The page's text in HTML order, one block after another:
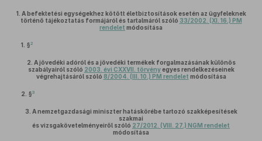
1. A befektetési egységekhez kötött életbiztosítások esetén az ügyfeleknek
történő tájékoztatás formájáról és tartalmáról szóló 33/2002. (XI. 16.) PM
rendelet módosítása
1. §2
2. A jövedéki adóról és a jövedéki termékek forgalmazásának különös
szabályairól szóló 2003. évi CXXVII. törvényegyes rendelkezéseinek
végrehajtásáról szóló 8/2004. (III. 10.) PM rendelet módosítása
2. §3
3. A nemzetgazdasági miniszter hatáskörébe tartozó szakképesítések
szakmai
és vizsgakövetelményeiről szóló 27/2012. (VIII. 27.) NGM rendelet
módosítása